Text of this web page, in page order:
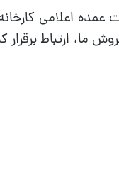
اعلامی کارخانه،
ما، ارتباط برقرار